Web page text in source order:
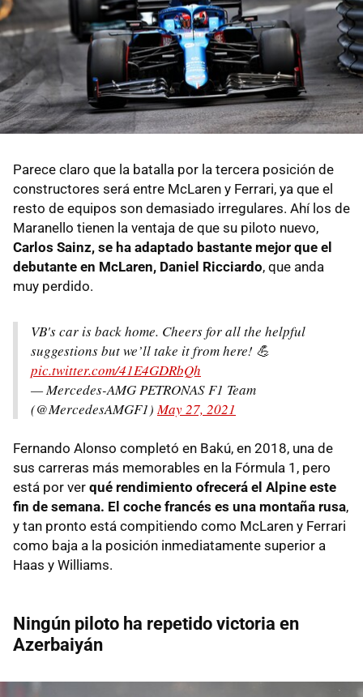
Parece claro que la batalla por la tercera posición de
constructores será entre McLaren y Ferrari, ya que el
resto de equipos son demasiado irregulares. Ahí los de
Maranello tienen la ventaja de que su piloto nuevo,
Carlos Sainz, se ha adaptado bastante mejor que el
debutante en McLaren, Daniel Ricciardo, que anda
muy perdido.
VB's car is back home. Cheers for all the helpful
suggestions but we’ll take it from here! 💪
pic.twitter.com/41E4GDRbQh
— Mercedes-AMG PETRONAS F1 Team
(@MercedesAMGF1) May 27, 2021
Fernando Alonso completó en Bakú, en 2018, una de
sus carreras más memorables en la Fórmula 1, pero
está por ver qué rendimiento ofrecerá el Alpine este
fin de semana. El coche francés es una montaña rusa,
y tan pronto está compitiendo como McLaren y Ferrari
como baja a la posición inmediatamente superior a
Haas y Williams.
Ningún piloto ha repetido victoria en
Azerbaiyán